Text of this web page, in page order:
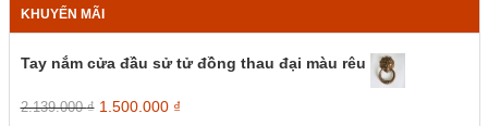
KHUYẾN MÃI
Tay nắm cửa đầu sử tử đồng thau đại màu rêu
2.139.000₫ Giá
1.500.000 ₫Giá